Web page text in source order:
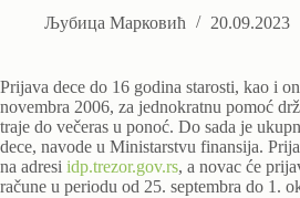
Љубица Марковић 20.09.2023
Prijava dece do 16 godina starosti, kao i
novembra 2006, za jednokratnu pomoć
traje do večeras u ponoć. Do sada je
dece, navode u Ministarstvu finansija.
na adresi idp.trezor.gov.rs, a novac će
račune u periodu od 25. septembra do 1.